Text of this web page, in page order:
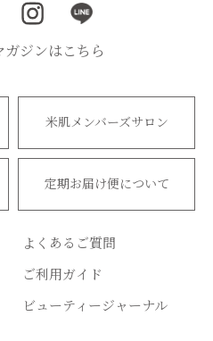
ガジンはこちら
米肌メンバーズサロン
定期お届け便について
よくあるご質問
ご利用ガイド
ビューティージャーナル